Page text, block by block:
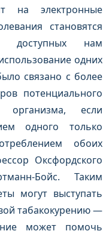
на электронные
становятся
доступных нам
одних
связано с более
потенциального
организма, если
одного только
обоих
Оксфордского
Бойс. Таким
могут выступать
табакокурению —
может помочь